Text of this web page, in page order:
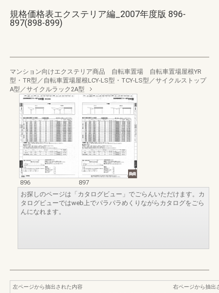
規格価格表エクステリア編_2007年度版 896-
897(898-899)
マンション向けエクステリア商品 自転車置場 自転車置場屋根YR
型・TR型／自転車置場屋根LCY-LS型・TCY-LS型／サイクルストップ
A型／サイクルラック2A型
896
897
お探しのページは「カタログビュー」でごらんいただけます。カ
タログビューではweb上でパラパラめくりながらカタログをごら
んになれます。
左ページから抽出された内容
右ページから抽出